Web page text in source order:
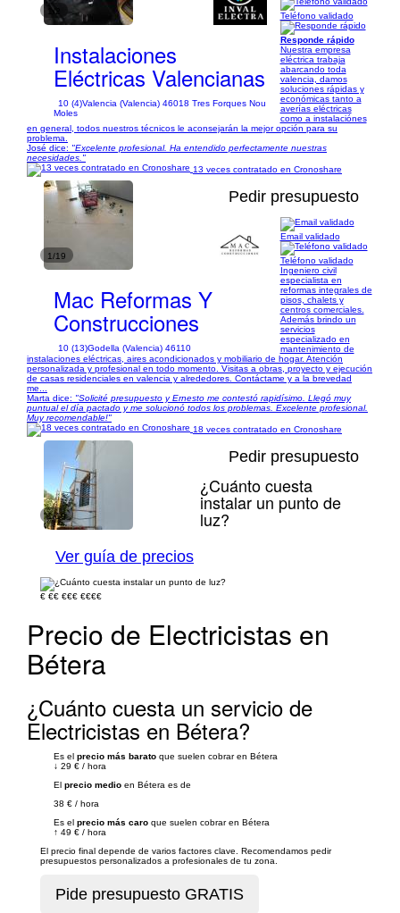
1/2
Instalaciones
Eléctricas Valencianas
10 (4)Valencia (Valencia) 46018 Tres Forques Nou
Moles
Teléfono validado
Responde rápido
Nuestra empresa
eléctrica trabaja
abarcando toda
valencia, damos
soluciones rápidas y
económicas tanto a
averías eléctricas
como a instalaciónes
en general, todos nuestros técnicos le aconsejarán la mejor opción para su
problema.
José dice: "Excelente profesional. Ha entendido perfectamente nuestras
necesidades."
13 veces contratado en Cronoshare
1/19
Pedir presupuesto
Mac Reformas Y
Construcciones
10 (13)Godella (Valencia) 46110
Email validado
Teléfono validado
Ingeniero civil
especialista en
reformas integrales de
pisos, chalets y
centros comerciales.
Además brindo un
servicios
especializado en
mantenimiento de
instalaciones eléctricas, aires acondicionados y mobiliario de hogar. Atención
personalizada y profesional en todo momento. Visitas a obras, proyecto y ejecución
de casas residenciales en valencia y alrededores. Contáctame y a la brevedad
me...
Marta dice: "Solicité presupuesto y Ernesto me contestó rapidísimo. Llegó muy
puntual el día pactado y me solucionó todos los problemas. Excelente profesional.
Muy recomendable!"
18 veces contratado en Cronoshare
1/19
Pedir presupuesto
¿Cuánto cuesta
instalar un punto de
luz?
Ver guía de precios
€ €€ €€€ €€€€
Precio de Electricistas en
Bétera
¿Cuánto cuesta un servicio de
Electricistas en Bétera?
Es el precio más barato que suelen cobrar en Bétera
↓ 29 € / hora
El precio medio en Bétera es de
38 € / hora
Es el precio más caro que suelen cobrar en Bétera
↑ 49 € / hora
El precio final depende de varios factores clave. Recomendamos pedir
presupuestos personalizados a profesionales de tu zona.